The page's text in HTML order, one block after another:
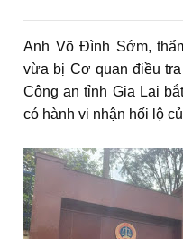
Anh Võ Đình Sớm,
vừa bị Cơ quan điều
Công an tỉnh Gia Lai
có hành vi nhận hối lộ